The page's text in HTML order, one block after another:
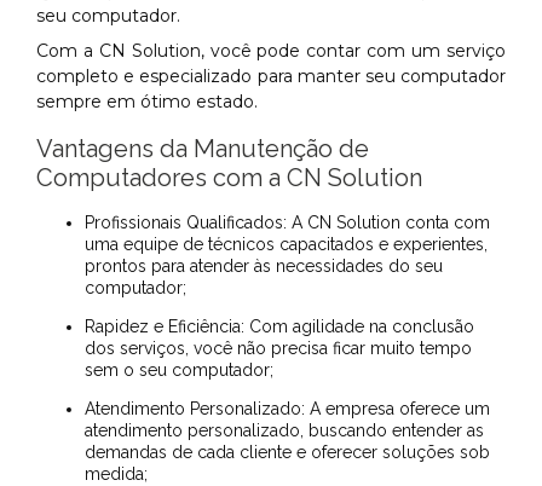
seu computador.
Com a CN Solution, você pode contar com um serviço
completo e especializado para manter seu computador
sempre em ótimo estado.
Vantagens da Manutenção de
Computadores com a CN Solution
Profissionais Qualificados: A CN Solution conta com
uma equipe de técnicos capacitados e experientes,
prontos para atender às necessidades do seu
computador;
Rapidez e Eficiência: Com agilidade na conclusão
dos serviços, você não precisa ficar muito tempo
sem o seu computador;
Atendimento Personalizado: A empresa oferece um
atendimento personalizado, buscando entender as
demandas de cada cliente e oferecer soluções sob
medida;